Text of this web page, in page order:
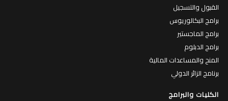
القبول والتسجيل
برامج البكالوريوس
برامج الماجستير
برامج الدبلوم
المنح والمساعدات المالية
برنامج الزائر الدولي
الكليات والبرامج